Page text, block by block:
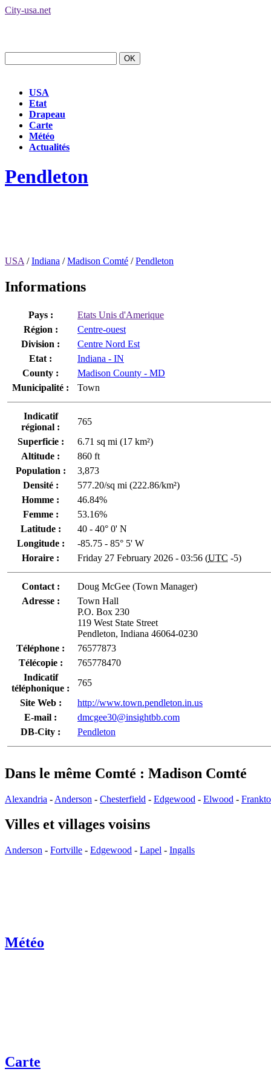
City-usa.net
USA
Etat
Drapeau
Carte
Météo
Actualités
Pendleton
USA /Indiana /Madison Comté /Pendleton
Informations
Pays :
Etats Unis d'Amerique
Région :
Centre-ouest
Division :
Centre Nord Est
Etat :
Indiana - IN
County :
Madison County - MD
Municipalité :
Town
Indicatif
régional :
765
Superficie :
6.71 sq mi (17 km²)
Altitude :
860 ft
Population :
3,873
Densité :
577.20/sq mi (222.86/km²)
Homme :
46.84%
Femme :
53.16%
Latitude :
40 - 40° 0' N
Longitude :
-85.75 - 85° 5' W
Horaire :
Friday 27 February 2026 - 03:56 (UTC -5)
Contact :
Doug McGee (Town Manager)
Adresse :
Town Hall
P.O. Box 230
119 West State Street
Pendleton, Indiana 46064-0230
Téléphone :
76577873
Télécopie :
765778470
Indicatif
téléphonique :
765
Site Web :
http://www.town.pendleton.in.us
E-mail :
dmcgee30@insightbb.com
DB-City :
Pendleton
Dans le même Comté : Madison Comté
Alexandria - Anderson - Chesterfield - Edgewood - Elwood -
Villes et villages voisins
Anderson - Fortville - Edgewood - Lapel - Ingalls
Météo
Carte